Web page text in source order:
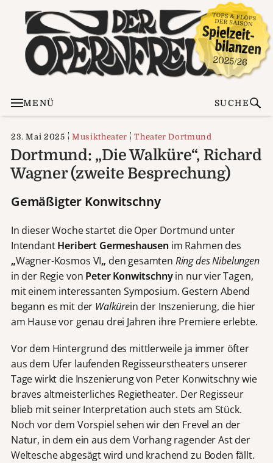
MENÜ SUCHE
23. Mai 2025 Musiktheater Theater Dortmund
Dortmund: „Die Walküre“, Richard
Wagner (zweite Besprechung)
Gemäßigter Konwitschny
In dieser Woche startet die Oper Dortmund unter
IntendantHeribert Germeshausenim Rahmen des
„Wagner-Kosmos VI„ den gesamten Ring des Nibelungen
in der Regie von Peter Konwitschnyin nur vier Tagen,
mit einem interessanten Symposium. Gestern Abend
begann es mit der Walkürein der Inszenierung, die hier
am Hause vor genau drei Jahren ihre Premiere erlebte.
Vor dem Hintergrund des mittlerweile ja immer öfter
aus dem Ufer laufenden Regisseurstheaters unserer
Tage wirkt die Inszenierung von Peter Konwitschny wie
braves altmeisterliches Regietheater. Der Regisseur
blieb mit seiner Interpretation auch stets am Stück.
Noch vor dem Vorspiel sehen wir den Frevel an der
Natur, in dem ein aus dem Vorhang ragender Ast der
Weltesche abgesägt wird und krachend zu Boden fällt.